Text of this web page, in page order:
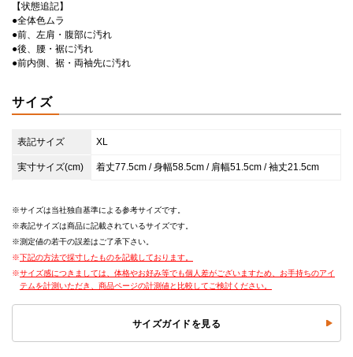
【状態追記】
●全体色ムラ
●前、左肩・腹部に汚れ
●後、腰・裾に汚れ
●前内側、裾・両袖先に汚れ
サイズ
表記サイズ XL
実寸サイズ(cm) 着丈77.5cm / 身幅58.5cm / 肩幅51.5cm / 袖丈21.5cm
サイズは当社独自基準による参考サイズです。
表記サイズは商品に記載されているサイズです。
測定値の若干の誤差はご了承下さい。
下記の方法で採寸したものを記載しております。
サイズ感につきましては、体格やお好み等でも個人差がございますため、お手持ちのアイ
テムを計測いただき、商品ページの計測値と比較してご検討ください。
サイズガイドを見る